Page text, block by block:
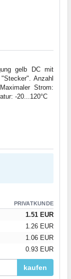
gelb DC mit
Anzahl
Strom:
-20...120°C
PRIVATKUNDE
1.51 EUR
1.26 EUR
1.06 EUR
0.93 EUR
kaufen